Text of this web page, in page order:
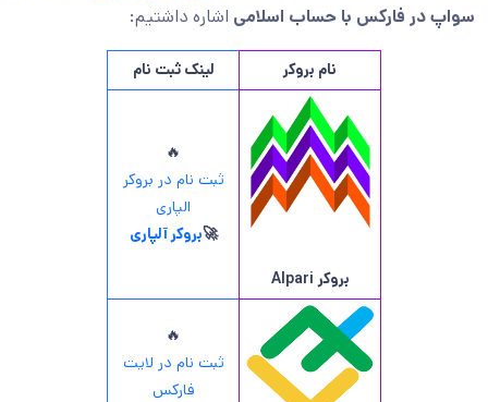
سواپ در فارکس با حساب اسلامی اشاره داشتیم:
نام بروکر لینک ثبت نام
بروکر Alpari
🔥
ثبت نام در بروکر
الپاری
🚀بروکر آلپاری
🔥
ثبت نام در لایت
فارکس